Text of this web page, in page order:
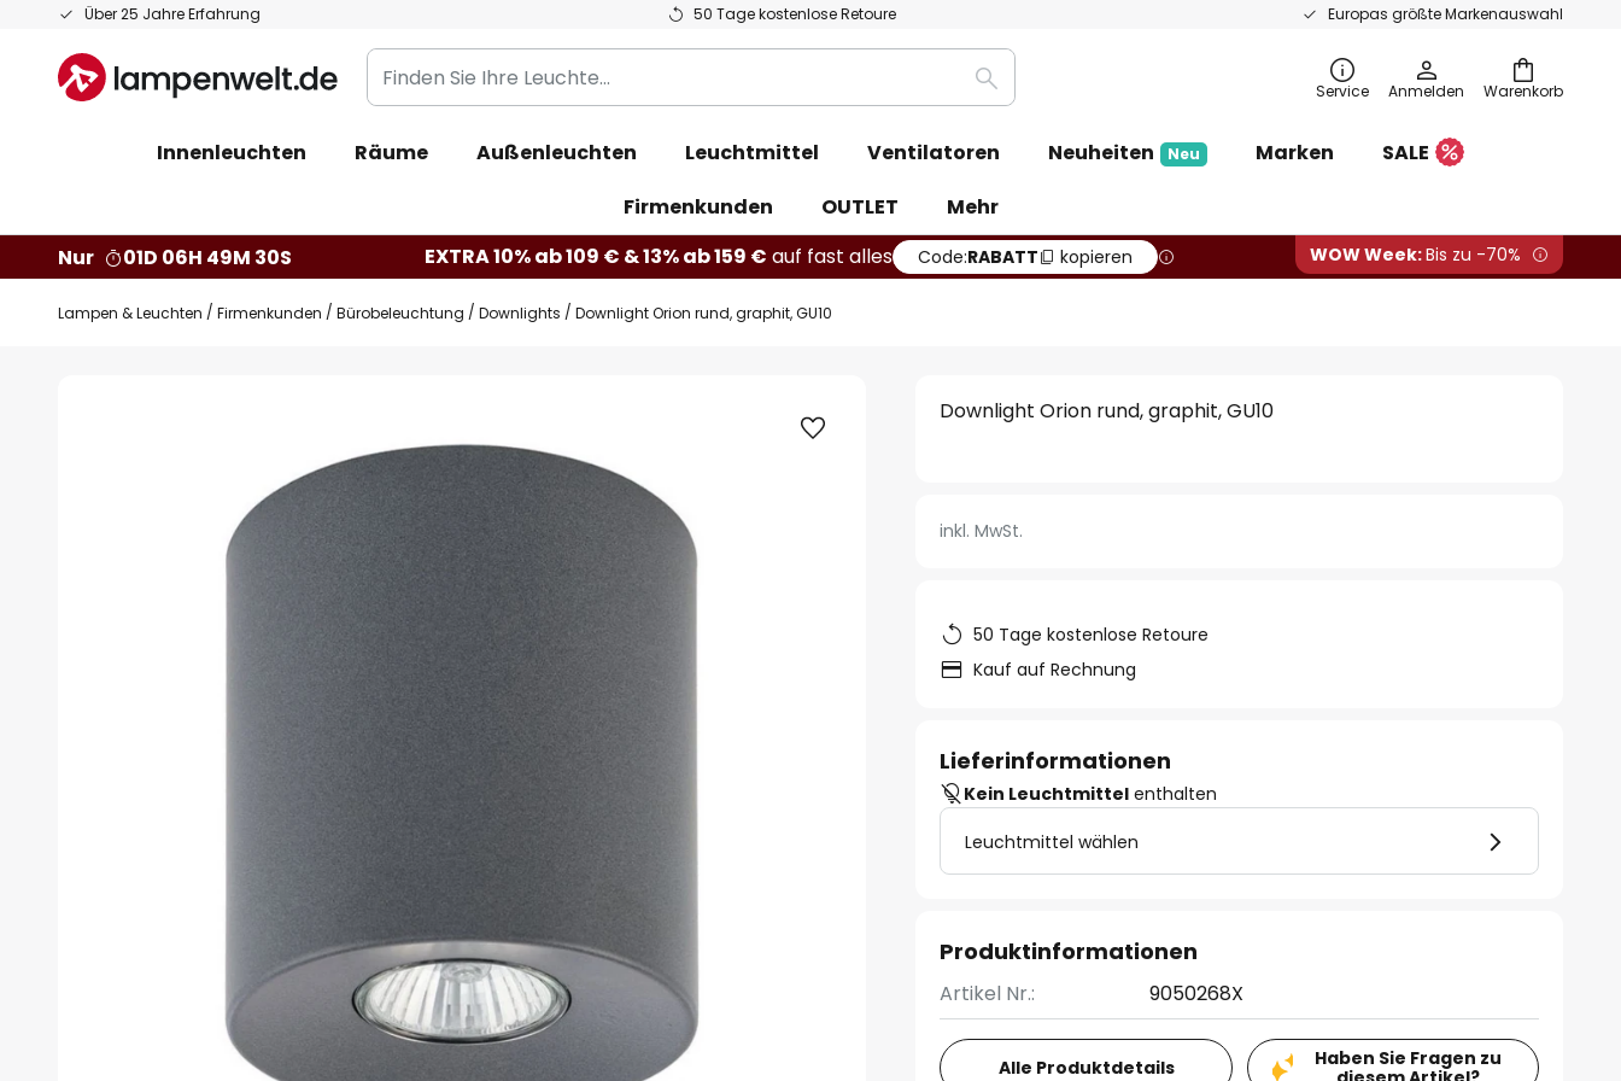
Über 25 Jahre Erfahrung 50 Tage kostenlose Retoure Europas größte Markenauswahl
Zum
springen
Warenkorb
Finden
Sie
Leuchte...
Suche Service Anmelden
Innenleuchten Räume Außenleuchten Leuchtmittel Ventilatoren Neuheiten Neu Marken
SALE
Firmenkunden
OUTLET
Mehr
Nur
01D 06H 49M 30S EXTRA 10% ab 109 € & 13% ab 159 € auf fast alles Code:RABATT kopieren WOW Week:Bis zu -70%
Lampen & Leuchten Firmenkunden Bürobeleuchtung Downlights Downlight Orion rund, graphit, GU10
Downlight Orion rund, graphit, GU10
inkl. MwSt.
50 Tage kostenlose Retoure
Kauf auf Rechnung
Lieferinformationen
Kein Leuchtmittel enthalten
Leuchtmittel wählen
Produktinformationen
Artikel Nr.: 9050268X
Alle Produktdetails
Haben Sie Fragen zu